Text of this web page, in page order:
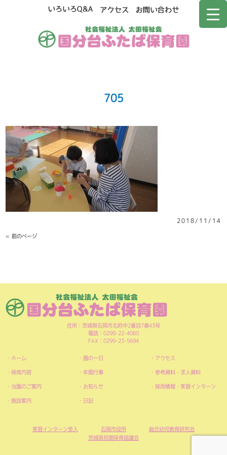
705
2018/11/14
« 前のページ
住所：茨城県石岡市北府中2番目7番43号
電話：0299-22-4060
FAX：0299-23-5694
ホーム
保育内容
当園のご案内
施設案内
園の一日
年間行事
お知らせ
日記
アクセス
参考資料・求人資料
採用情報・実習インターン
実習インターン受入 石岡市役所
総合幼児教育研究会
茨城県民間保育協議会